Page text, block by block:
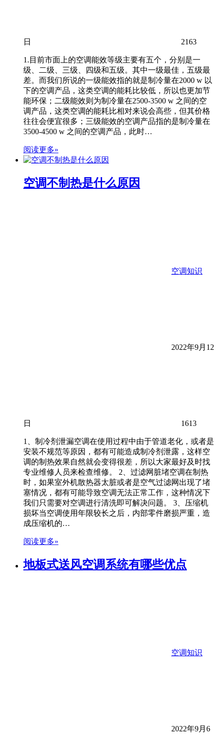
日 2163
1.目前市面上的空调能效等级主要有五个，分别是一
级、二级、三级、四级和五级。其中一级最佳，五级最
差。而我们所说的一级能效指的就是制冷量在2000 w 以
下的空调产品，这类空调的能耗比较低，所以也更加节
能环保；二级能效则为制冷量在2500-3500 w 之间的空
调产品，这类空调的能耗比相对来说会高些，但其价格
往往会便宜很多；三级能效的空调产品指的是制冷量在
3500-4500 w 之间的空调产品，此时…
阅读更多»
空调不制热是什么原因
空调知识
2022年9月12
日 1613
1、制冷剂泄漏空调在使用过程中由于管道老化，或者是
安装不规范等原因，都有可能造成制冷剂泄露，这样空
调的制热效果自然就会变得很差，所以大家最好及时找
专业维修人员来检查维修。 2、过滤网脏堵空调在制热
时，如果室外机散热器太脏或者是空气过滤网出现了堵
塞情况，都有可能导致空调无法正常工作，这种情况下
我们只需要对空调进行清洗即可解决问题。 3、压缩机
损坏当空调使用年限较长之后，内部零件磨损严重，造
成压缩机的…
阅读更多»
地板式送风空调系统有哪些优点
空调知识
2022年9月6